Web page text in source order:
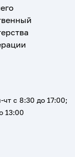
с 8:30 до 17:00;
13:00